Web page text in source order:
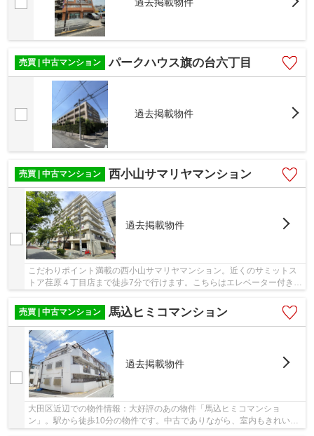
過去掲載物件
売買 | 中古マンション パークハウス旗の台六丁目
過去掲載物件
売買 | 中古マンション 西小山サマリヤマンション
過去掲載物件
こだわりポイント満載の西小山サマリヤマンション。近くのサミットス
トア荏原４丁目店まで徒歩7分で行けます。こちらはエレベーター付きの
売買 | 中古マンション
馬込ヒミコマンション
過去掲載物件
大田区近辺での物件情報：大好評のあの物件「馬込ヒミコマンショ
ン」。駅から徒歩10分の物件です。中古でありながら、室内もきれいな